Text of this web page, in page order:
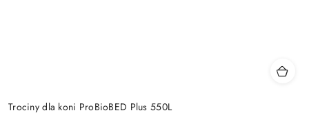
Trociny dla koni ProBioBED Plus 550L